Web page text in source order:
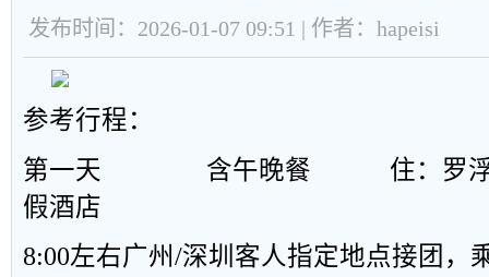
发布时间：2026-01-07 09:51 | 作者：hapeisi
参考行程：
第一天 含午晚餐 住：罗浮山
假酒店
8:00左右广州/深圳客人指定地点接团，